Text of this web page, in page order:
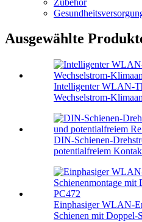
Ausgewählte
Intelligenter WLAN-
Wechselstrom-
DIN-Schienen-
potentialfreiem
Einphasiger WLAN-
Schienen mit Doppel-